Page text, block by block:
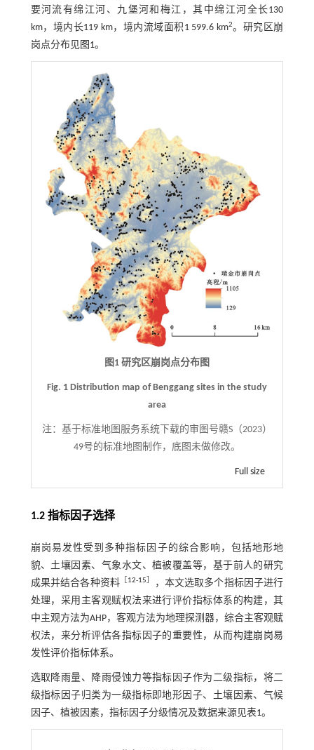
要河流有绵江河、九堡河和梅江，其中绵江河全长130
km，境内长119 km，境内流域面积1 599.6 km2。研究区崩
岗点分布见图1。
图1 研究区崩岗点分布图
Fig. 1 Distribution map of Benggang sites in the study
area
注： 基于标准地图服务系统下载的审图号赣S（2023）
49号的标准地图制作，底图未做修改。
Full size
1.2 指标因子选择
崩岗易发性受到多种指标因子的综合影响，包括地形地
貌、土壤因素、气象水文、植被覆盖等，基于前人的研究
成果并结合各种资料
12-15
，本文选取多个指标因子进行
处理，采用主客观赋权法来进行评价指标体系的构建，其
中主观方法为AHP，客观方法为地理探测器，综合主客观赋
权法，来分析评估各指标因子的重要性，从而构建崩岗易
发性评价指标体系。
选取降雨量、降雨侵蚀力等指标因子作为二级指标，将二
级指标因子归类为一级指标即地形因子、土壤因素、气候
因子、植被因素，指标因子分级情况及数据来源见表1。